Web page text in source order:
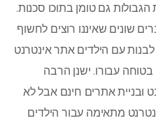
הגבולות גם טומן בתוכו סכנות.
שונים שאיננו רוצים לחשוף
לבנות עם הילדים אתר אינטרנט
עבורו. ישנן הרבה
ובניית אתרים חינם אבל לא
מתאימה עבור הילדים